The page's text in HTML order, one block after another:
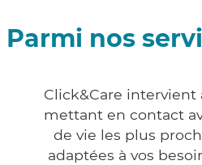
Parmi nos
Click&Care intervient
mettant en contact
de vie les plus
adaptées à vos